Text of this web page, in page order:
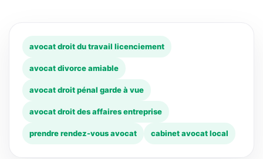
avocat droit du travail licenciement
avocat divorce amiable
avocat droit pénal garde à vue
avocat droit des affaires entreprise
prendre rendez-vous avocat cabinet avocat local